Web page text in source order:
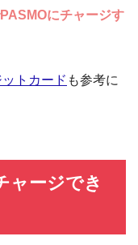
にチャージす
トカード も参考に
ャージでき